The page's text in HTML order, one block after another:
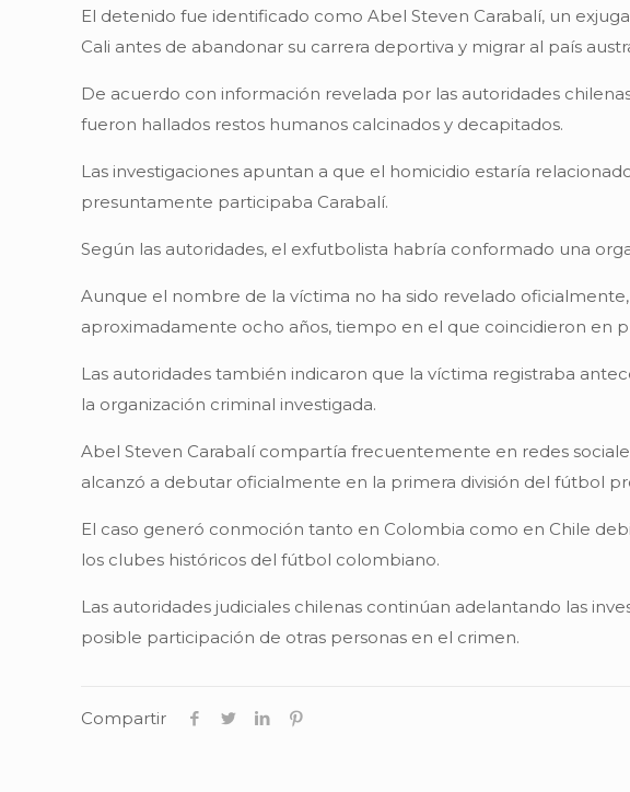
El detenido fue identificado como Abel Steven Carabalí, un
Cali antes de abandonar su carrera deportiva y migrar al país
De acuerdo con información revelada por las autoridades
fueron hallados restos humanos calcinados y decapitados.
Las investigaciones apuntan a que el homicidio estaría
presuntamente participaba Carabalí.
Según las autoridades, el exfutbolista habría conformado una
Aunque el nombre de la víctima no ha sido revelado
aproximadamente ocho años, tiempo en el que coincidieron en
Las autoridades también indicaron que la víctima registraba
la organización criminal investigada.
Abel Steven Carabalí compartía frecuentemente en redes
alcanzó a debutar oficialmente en la primera división del fútbol
El caso generó conmoción tanto en Colombia como en Chile
los clubes históricos del fútbol colombiano.
Las autoridades judiciales chilenas continúan adelantando las
posible participación de otras personas en el crimen.
Compartir